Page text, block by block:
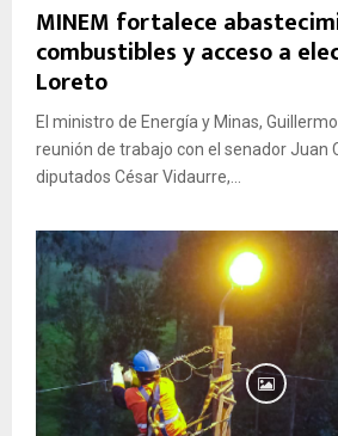
MINEM fortalece
combustibles y acceso a
Loreto
El ministro de Energía y Minas,
reunión de trabajo con el senador Juan
diputados César Vidaurre,...